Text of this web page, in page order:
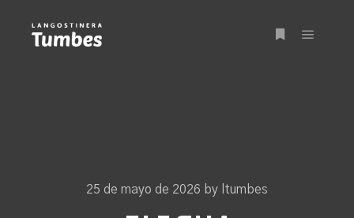
25 de mayo de 2026 by ltumbes